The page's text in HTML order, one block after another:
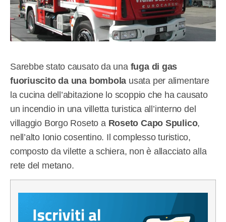
Sarebbe stato causato da una fuga di gas
fuoriuscito da una bombola usata per alimentare
la cucina dell’abitazione lo scoppio che ha causato
un incendio in una villetta turistica all’interno del
villaggio Borgo Roseto a Roseto Capo Spulico,
nell’alto Ionio cosentino. Il complesso turistico,
composto da vilette a schiera, non è allacciato alla
rete del metano.